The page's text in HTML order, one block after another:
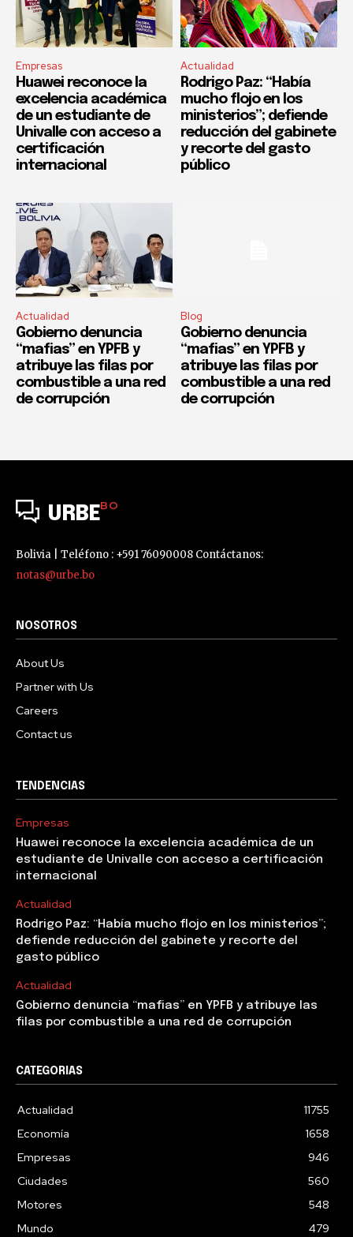
Empresas
Huawei reconoce la
excelencia académica
de un estudiante de
Univalle con acceso a
certificación
internacional
Actualidad
Rodrigo Paz: “Había
mucho flojo en los
ministerios”; defiende
reducción del gabinete
y recorte del gasto
público
Actualidad
Gobierno denuncia
“mafias” en YPFB y
atribuye las filas por
combustible a una red
de corrupción
Blog
Gobierno denuncia
“mafias” en YPFB y
atribuye las filas por
combustible a una red
de corrupción
URBEBO
Bolivia | Teléfono : +591 76090008 Contáctanos:
notas@urbe.bo
NOSOTROS
About Us
Partner with Us
Careers
Contact us
TENDENCIAS
Empresas
Huawei reconoce la excelencia académica de un
estudiante de Univalle con acceso a certificación
internacional
Actualidad
Rodrigo Paz: “Había mucho flojo en los ministerios”;
defiende reducción del gabinete y recorte del
gasto público
Actualidad
Gobierno denuncia “mafias” en YPFB y atribuye las
filas por combustible a una red de corrupción
CATEGORIAS
Actualidad
11755
Economía
1658
Empresas
946
Ciudades
560
Motores
548
Mundo
479